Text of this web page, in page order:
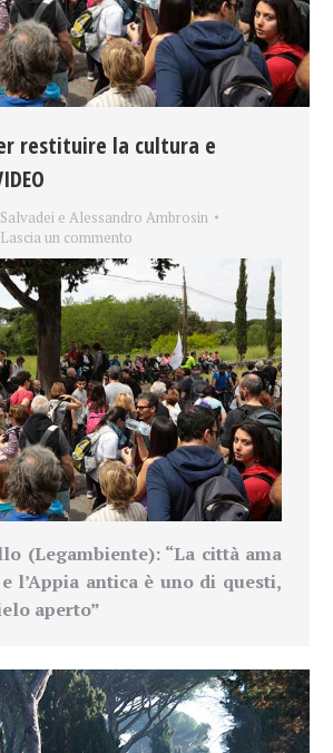
restituire la cultura e
e Alessandro Ambrosin
Lascia un commento
(Legambiente): “La città ama
l’Appia antica è uno di questi,
aperto”